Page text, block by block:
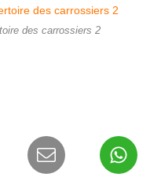
des carrossiers 2